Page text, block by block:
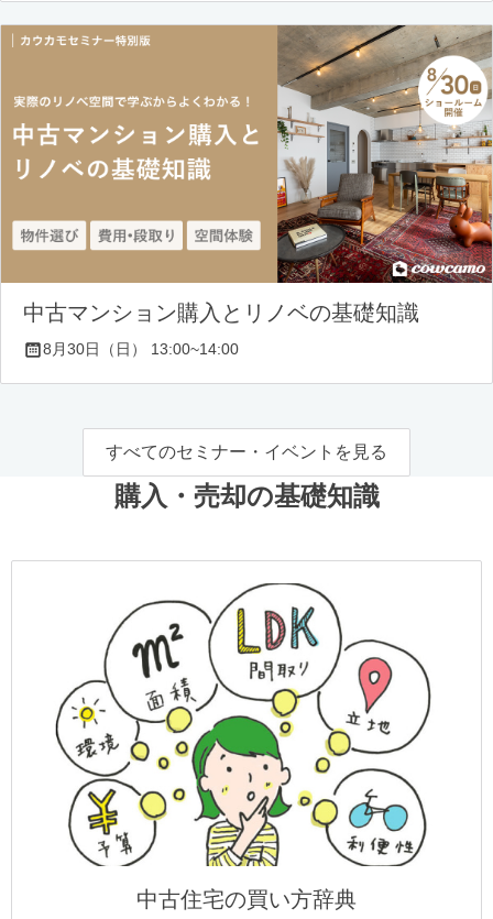
中古マンション購入とリノベの基礎知識
8月30日（日） 13:00~14:00
すべてのセミナー・イベントを見る
購入・売却の基礎知識
中古住宅の買い方辞典